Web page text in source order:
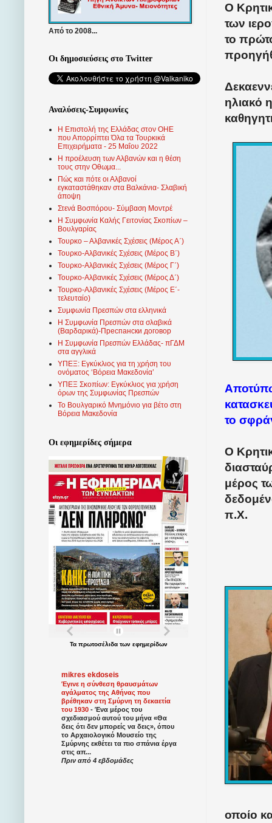
Ο
των
το
ηλιακό
το
Ο
μέρος
π.Χ.
οποίο
Από το 2008...
Οι δημοσιεύσεις στο Twitter
Αναλύσεις-Συμφωνίες
Η Επιστολή της Ελλάδας στον ΟΗΕ
που Απορρίπτει Όλα τα Τουρκικά
Επιχειρήματα - 25 Μαΐου 2022
Η προέλευση των Αλβανών και η θέση
τους στην Οθωμα...
Πώς και πότε οι Αλβανοί
εγκαταστάθηκαν στα Βαλκάνια- Σλαβική
άποψη
Στενά Βοσπόρου- Σύμβαση Μοντρέ
Η Συμφωνία Καλής Γειτονίας Σκοπίων –
Βουλγαρίας
Τουρκο – Αλβανικές Σχέσεις (Mέρος Α΄)
Τουρκο-Αλβανικές Σχέσεις (Μέρος Β΄)
Τουρκο-Αλβανικές Σχέσεις (Μέρος Γ΄)
Τουρκο-Αλβανικές Σχέσεις (Μέρος Δ΄)
Τουρκο-Αλβανικές Σχέσεις (Μέρος Ε΄-
τελευταίο)
Συμφωνία Πρεσπών στα ελληνικά
Η Συμφωνία Πρεσπών στα σλαβικά
(Βαρδαρικά)-Преспански договор
Η Συμφωνία Πρεσπών Ελλάδας- πΓΔΜ
στα αγγλικά
ΥΠΕΞ: Εγκύκλιος για τη χρήση του
ονόματος ‘Βόρεια Μακεδονία’
ΥΠΕΞ Σκοπίων: Εγκύκλιος για χρήση
όρων της Συμφωνίας Πρεσπών
Το Βουλγαρικό Μνημόνιο για βέτο στη
Βόρεια Μακεδονία
Οι εφημερίδες σήμερα
Τα πρωτοσέλιδατων εφημερίδων
mikres ekdoseis
Έγινε η σύνθεση θραυσμάτων
αγάλματος της Αθήνας που
βρέθηκαν στη Σμύρνη τη δεκαετία
του 1930 - Ένα μέρος του
σχεδιασμού αυτού του μήνα «Θα
δεις ότι δεν μπορείς να δεις», όπου
το Αρχαιολογικό Μουσείο της
Σμύρνης εκθέτει τα πιο σπάνια έργα
στις απ...
Πριν από 4 εβδομάδες